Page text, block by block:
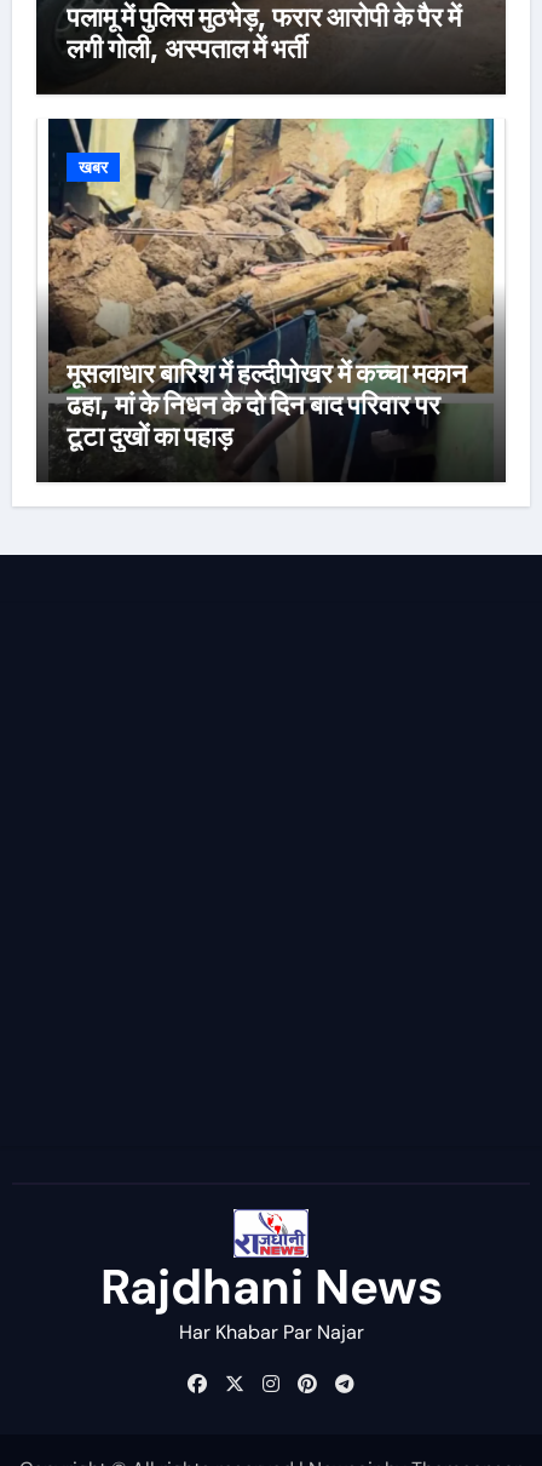
पलामू में पुलिस मुठभेड़, फरार आरोपी के पैर में
लगी गोली, अस्पताल में भर्ती
खबर
मूसलाधार बारिश में हल्दीपोखर में कच्चा मकान
ढहा, मां के निधन के दो दिन बाद परिवार पर
टूटा दुखों का पहाड़
Rajdhani News
Har Khabar Par Najar